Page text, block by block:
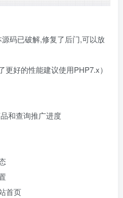
码已破解,修复了后门,可以放
好的性能建议使用PHP7.x）
和查询推广进度
首页